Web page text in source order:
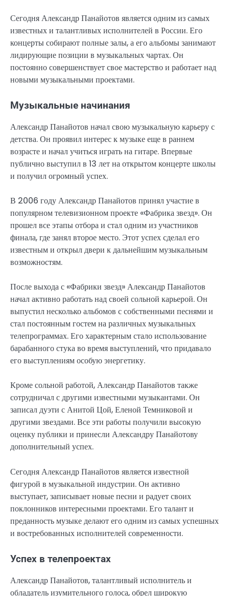
Сегодня Александр Панайотов является одним из самых
известных и талантливых исполнителей в России. Его
концерты собирают полные залы, а его альбомы занимают
лидирующие позиции в музыкальных чартах. Он
постоянно совершенствует свое мастерство и работает над
новыми музыкальными проектами.
Музыкальные начинания
Александр Панайотов начал свою музыкальную карьеру с
детства. Он проявил интерес к музыке еще в раннем
возрасте и начал учиться играть на гитаре. Впервые
публично выступил в 13 лет на открытом концерте школы
и получил огромный успех.
В 2006 году Александр Панайотов принял участие в
популярном телевизионном проекте «Фабрика звезд». Он
прошел все этапы отбора и стал одним из участников
финала, где занял второе место. Этот успех сделал его
известным и открыл двери к дальнейшим музыкальным
возможностям.
После выхода с «Фабрики звезд» Александр Панайотов
начал активно работать над своей сольной карьерой. Он
выпустил несколько альбомов с собственными песнями и
стал постоянным гостем на различных музыкальных
телепрограммах. Его характерным стало использование
барабанного стука во время выступлений, что придавало
его выступлениям особую энергетику.
Кроме сольной работой, Александр Панайотов также
сотрудничал с другими известными музыкантами. Он
записал дуэти с Анитой Цой, Еленой Темниковой и
другими звездами. Все эти работы получили высокую
оценку публики и принесли Александру Панайотову
дополнительный успех.
Сегодня Александр Панайотов является известной
фигурой в музыкальной индустрии. Он активно
выступает, записывает новые песни и радует своих
поклонников интересными проектами. Его талант и
преданность музыке делают его одним из самых успешных
и востребованных исполнителей современности.
Успех в телепроектах
Александр Панайотов, талантливый исполнитель и
обладатель изумительного голоса, обрел широкую